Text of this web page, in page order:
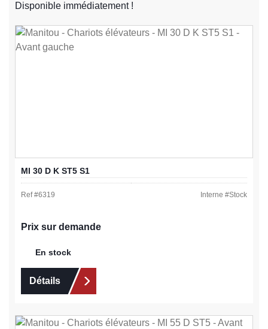
Disponible immédiatement !
MI 30 D K ST5 S1
Ref #6319 Interne #Stock
Prix sur demande
En stock
Détails